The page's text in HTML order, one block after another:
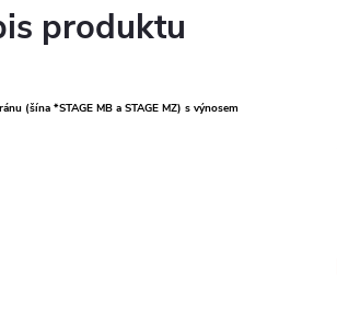
produktu
(šína *STAGE MB a STAGE MZ) s výnosem